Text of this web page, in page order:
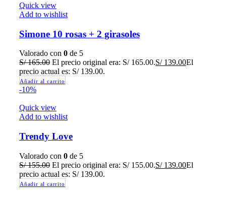
Quick view
Add to wishlist
Simone 10 rosas + 2 girasoles
Valorado con 0 de 5
S/165.00 El precio original era: S/ 165.00.S/139.00El
precio actual es: S/ 139.00.
Añadir al carrito
-10%
Quick view
Add to wishlist
Trendy Love
Valorado con 0 de 5
S/155.00 El precio original era: S/ 155.00.S/139.00El
precio actual es: S/ 139.00.
Añadir al carrito